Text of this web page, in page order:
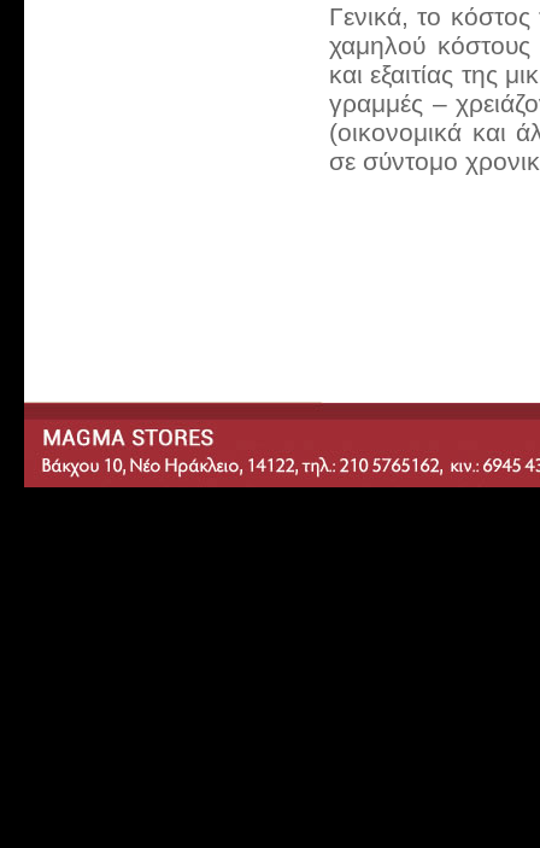
Γενικά, το κόστος
χαμηλού
και εξαιτίας της
γραμμές –
(οικονομικά και
σε σύντομο